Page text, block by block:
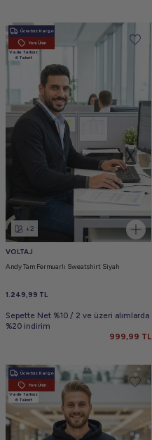
Ücretsiz Kargo
Yeni Ürün
Vade farksız
6 Taksit
+2
VOLTAJ
Andy Tam Fermuarlı Sweatshirt Siyah
1.249,99 TL
Sepette Net %10 / 2 ve üzeri alımlarda
%20 indirim
999,99 TL
Ücretsiz Kargo
Yeni Ürün
Vade farksız
6 Taksit